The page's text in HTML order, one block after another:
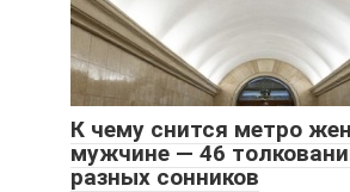
К чему снится метро
мужчине — 46
разных сонников